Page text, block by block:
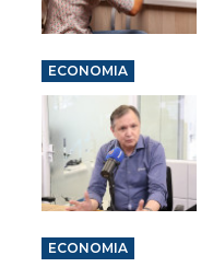
ECONOMIA
ECONOMIA